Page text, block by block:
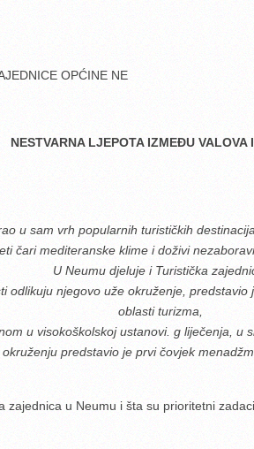
OPĆINE NE
NESTVARNA LJEPOTA IZMEÐU VALOVA
u sam vrh popularnih turističkih
čari mediteranske klime i doživi
U Neumu djeluje i Turistička
odlikuju njegovo uže okruženje,
oblasti turizma,
u visokoškolskoj ustanovi. g liječenja, u
predstavio je prvi čovjek
zajednica u Neumu i šta su prioritetni